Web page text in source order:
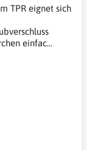
TPR eignet sich
einfac...